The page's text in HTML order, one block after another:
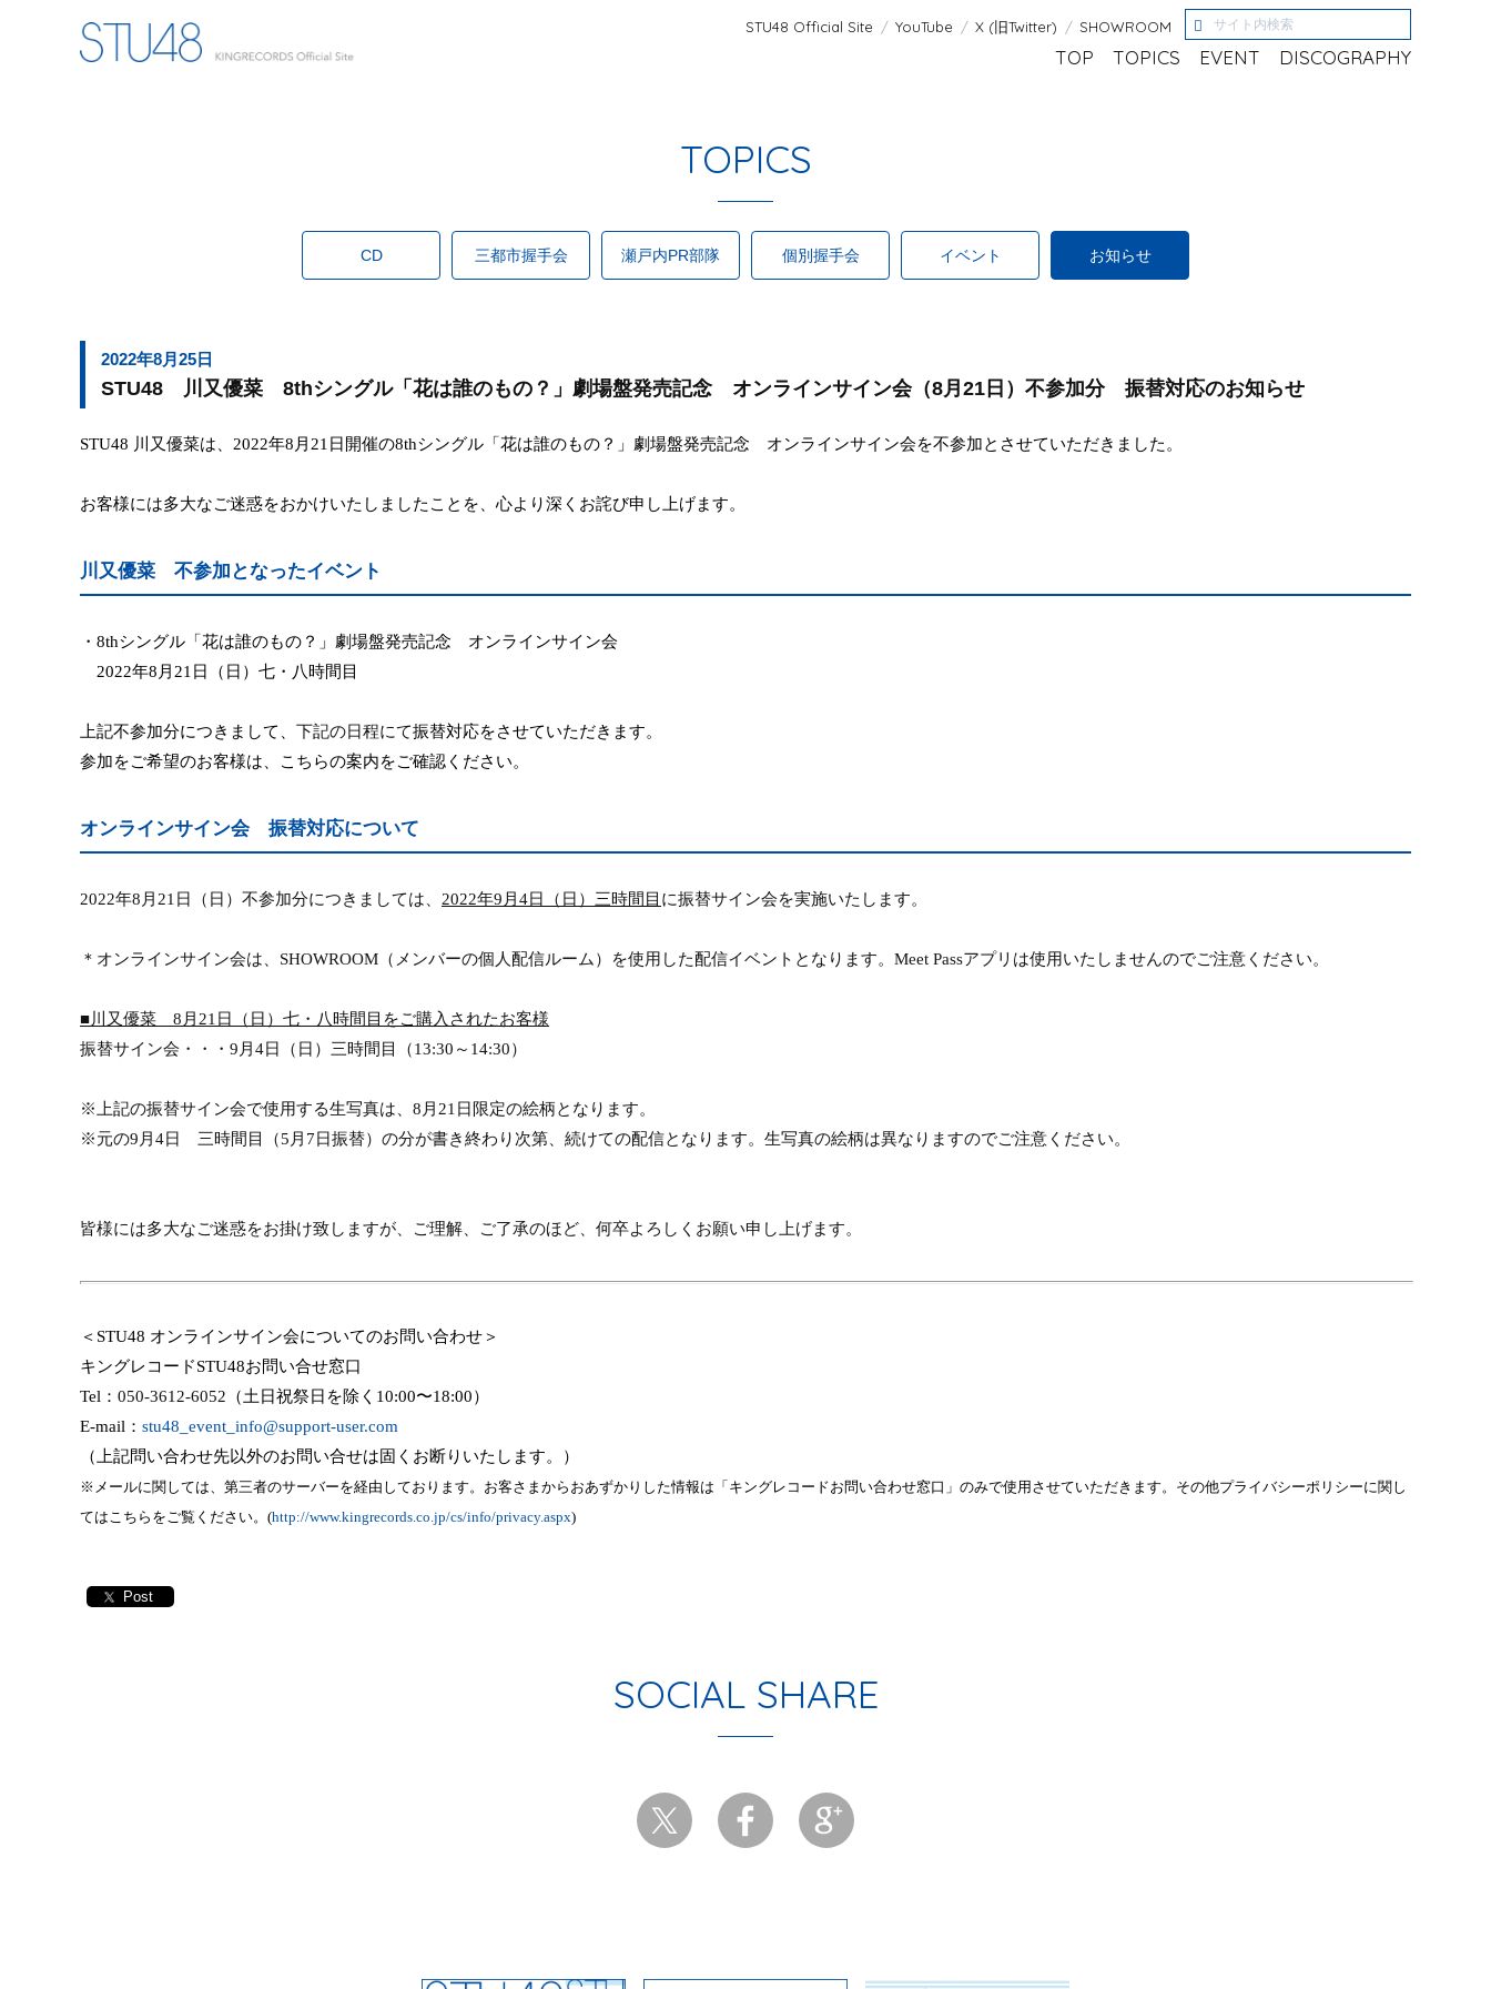
TOP TOPICS EVENT DISCOGRAPHY
STU48 Official Site YouTube X (旧Twitter) SHOWROOM
TOPICS
CD 三都市握手会 瀬戸内PR部隊 個別握手会 イベント お知らせ
2022年8月25日
STU48 川又優菜 8thシングル「花は誰のもの？」劇場盤発売記念 オンラインサイン会（8月21日）不参加分 振替対応のお知らせ
STU48 川又優菜は、 2022年8月 21 日開催の8thシングル「花は誰のもの？」劇場盤発売記念 オンラインサイン会を不参加とさせていただきました。
お客様には多大なご迷惑をおかけいたしましたことを、心より深くお詫び申し上げます。
川又優菜 不参加となったイベント
・ 8thシングル「花は誰のもの？」劇場盤発売記念 オンラインサイン会
2022年8月 21 日（日）七・八時間目
上記不参加分につきまして、 下記の日程にて振替対応をさせていただきます。
参加をご希望のお客様は、こちらの案内をご確認ください。
オンラインサイン会 振替対応について
2022年8 月 21 日（日）不参加分につきましては、 2022年9 月 4日（日）三時間目 に振替サイン会を実施いたします。
＊オンラインサイン会は、 SHOWROOM （メンバーの個人配信ルーム）を使用した配信イベントとなります。 Meet Passアプリは使用いたしませんのでご注意ください。
■川又優菜 8 月 21 日（日）七・八時間目をご購入されたお客様
振替サイン会・・・ 9 月 4日（日）三時間目（13:30 ～ 14:30）
※上記の振替サイン会で使用する生写真は、 8 月 21 日限定の絵柄となります。
※元の9 月 4日 三時間目（5 月 7 日振替）の分が書き終わり次第、続けての配信となります。生写真の絵柄は異なりますのでご注意ください。
皆様には多大なご迷惑をお掛け致しますが、ご理解、ご了承のほど、何卒よろしくお願い申し上げます。
＜ STU48 オンラインサイン会についてのお問い合わせ＞
キングレコードSTU48お問い合せ窓口
Tel ： 050-3612-6052 （土日祝祭日を除く 10:00〜18:00）
E-mail ： stu48_event_info@support-user.com
（上記問い合わせ先以外のお問い合せは固くお断りいたします。）
※メールに関しては、第三者のサーバーを経由しております。お客さまからおあずかりした情報は「キングレコードお問い合わせ窓口」のみで使用させていただきます。その他プライバシーポリシーに関し
てはこちらをご覧ください。 (http://www.kingrecords.co.jp/cs/info/privacy.aspx)
Post
SOCIAL SHARE